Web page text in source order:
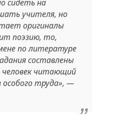
сидеть на
учителя, но
оригиналы
поэзию, то,
по литературе
составлены
читающий
особого труда», —